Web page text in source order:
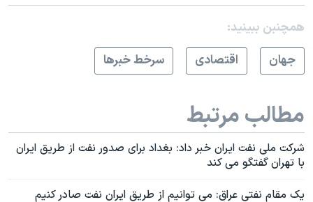
همچنبن ببینید:
جهان
اقتصادی سرخط خبرها
مطالب مرتبط
شرکت ملی نفت ایران خبر داد: بغداد برای صدور نفت از طریق ایران
با تهران گفتگو می کند
یک مقام نفتی عراق: می توانیم از طریق ایران نفت صادر کنیم